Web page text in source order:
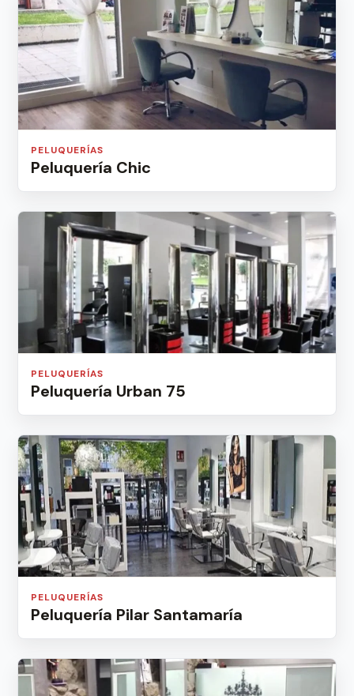
PELUQUERÍAS
Peluquería Chic
PELUQUERÍAS
Peluquería Urban 75
PELUQUERÍAS
Peluquería Pilar Santamaría